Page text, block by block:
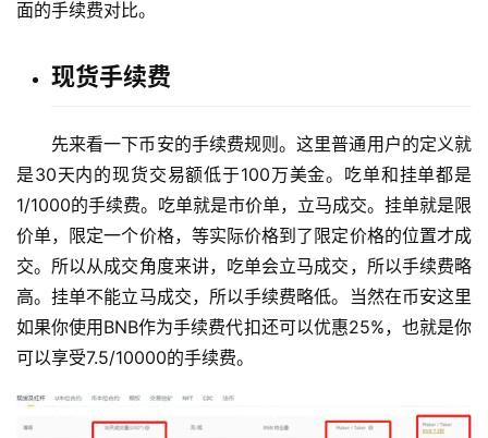
币
圈
新
闻
行
情
分
面的手续费对比。
现货手续费
先来看一下币安的手续费规则。这里普通用户的定义就
是30天内的现货交易额低于100万美金。吃单和挂单都是
1/1000的手续费。吃单就是市价单，立马成交。挂单就是限
价单，限定一个价格，等实际价格到了限定价格的位置才成
交。所以从成交角度来讲，吃单会立马成交，所以手续费略
高。挂单不能立马成交，所以手续费略低。当然在币安这里
如果你使用BNB作为手续费代扣还可以优惠25%，也就是你
可以享受7.5/10000的手续费。